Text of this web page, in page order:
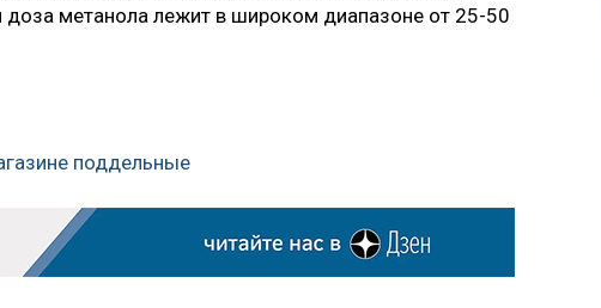
доза метанола лежит в широком диапазоне от 25-50
поддельные